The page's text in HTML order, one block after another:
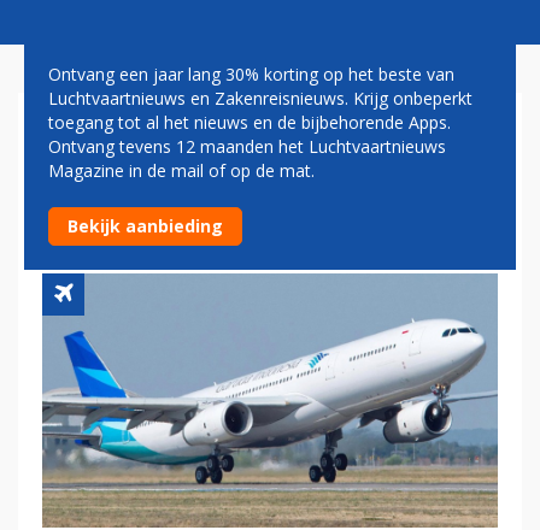
GARUDA VANAF SCHIPHOL
NAAR SUMATRA EN BALI,
GEEN JAKARTA MEER
Ontvang een jaar lang 30% korting op het beste van
Luchtvaartnieuws en Zakenreisnieuws. Krijg onbeperkt
toegang tot al het nieuws en de bijbehorende Apps.
Ontvang tevens 12 maanden het Luchtvaartnieuws
Magazine in de mail of op de mat.
Bekijk aanbieding